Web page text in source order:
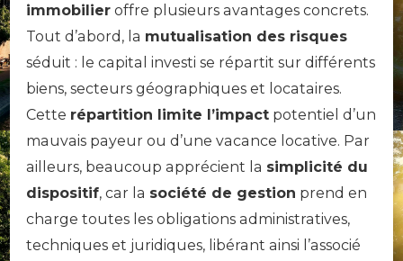
immobilier offre plusieurs avantages concrets.
Tout d’abord, la mutualisation des risques
séduit : le capital investi se répartit sur différents
biens, secteurs géographiques et locataires.
Cette répartition limite l’impact potentiel d’un
mauvais payeur ou d’une vacance locative. Par
ailleurs, beaucoup apprécient la simplicité du
dispositif, car la société de gestion prend en
charge toutes les obligations administratives,
techniques et juridiques, libérant ainsi l’associé